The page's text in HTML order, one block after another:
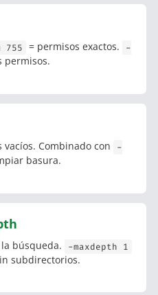
755 = permisos exactos.
-
permisos.
Combinado con
-
basura.
búsqueda. -maxdepth 1
subdirectorios.